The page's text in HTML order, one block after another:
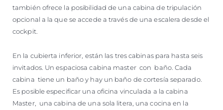
también ofrece la posibilidad de una cabina de tripulación
opcional a la que se accede a través de una escalera desde el
cockpit.
En la cubierta inferior, están las tres cabinas para hasta seis
invitados. Un espaciosa cabina master con baño. Cada
cabina tiene un baño y hay un baño de cortesía separado.
Es posible especificar una oficina vinculada a la cabina
Master, una cabina de una sola litera, una cocina en la